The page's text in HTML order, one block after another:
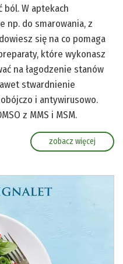
W aptekach
np. do smarowania, z
się na co pomaga
które wykonasz
na łagodzenie stanów
stwardnienie
i antywirusowo.
z MMS i MSM.
zobacz więcej